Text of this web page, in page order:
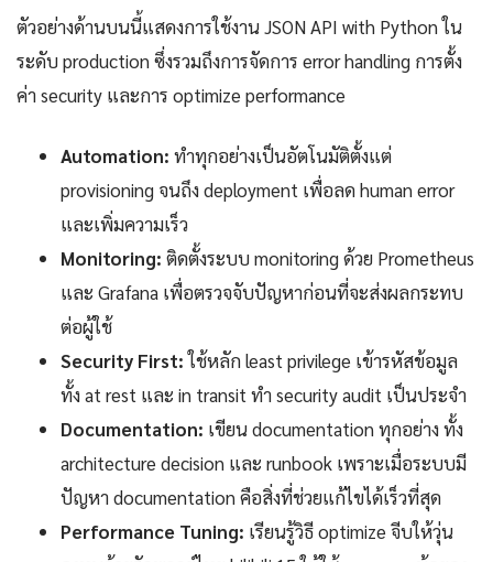
ตัวอย่างด้านบนนี้แสดงการใช้งาน JSON API with Python ใน
ระดับ production ซึ่งรวมถึงการจัดการ error handling การตั้ง
ค่า security และการ optimize performance
Automation: ทำทุกอย่างเป็นอัตโนมัติตั้งแต่
provisioning จนถึง deployment เพื่อลด human error
และเพิ่มความเร็ว
Monitoring: ติดตั้งระบบ monitoring ด้วย Prometheus
และ Grafana เพื่อตรวจจับปัญหาก่อนที่จะส่งผลกระทบ
ต่อผู้ใช้
Security First:ใช้หลัก least privilege เข้ารหัสข้อมูล
ทั้ง at rest และ in transit ทำ security audit เป็นประจำ
Documentation: เขียน documentation ทุกอย่าง ทั้ง
architecture decision และ runbook เพราะเมื่อระบบมี
ปัญหา documentation คือสิ่งที่ช่วยแก้ไขได้เร็วที่สุด
Performance Tuning: เรียนรู้วิธี optimize จีบให้วุ่น